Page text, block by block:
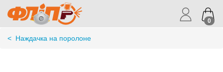
0
< Наждачка на поролоне